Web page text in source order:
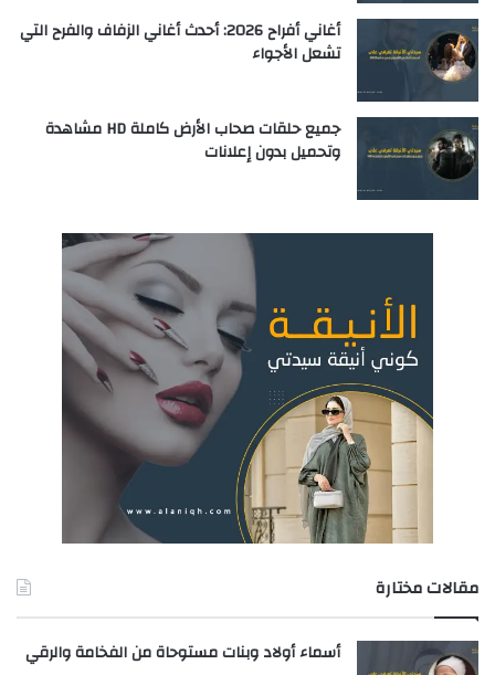
أغاني أفراح 2026: أحدث أغاني الزفاف والفرح التي
تشعل الأجواء
جميع حلقات صحاب الأرض كاملة HD مشاهدة
وتحميل بدون إعلانات
مقالات مختارة
أسماء أولاد وبنات مستوحاة من الفخامة والرقي